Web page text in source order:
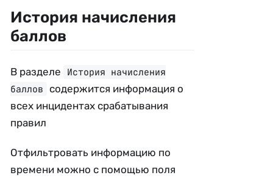
История начисления
баллов
В разделе
История начисления
баллов содержится информация о
всех инцидентах срабатывания
правил
Отфильтровать информацию по
времени можно с помощью поля